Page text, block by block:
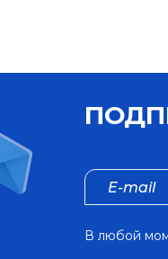
В любой